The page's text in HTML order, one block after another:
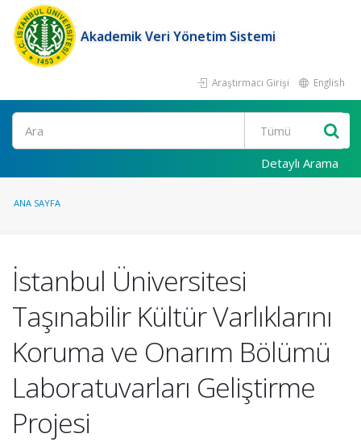
Akademik Veri Yönetim Sistemi
Araştırmacı Girişi English
Ara
Detaylı Arama
ANA SAYFA
İstanbul Üniversitesi
Taşınabilir Kültür Varlıklarını
Koruma ve Onarım Bölümü
Laboratuvarları Geliştirme
Projesi